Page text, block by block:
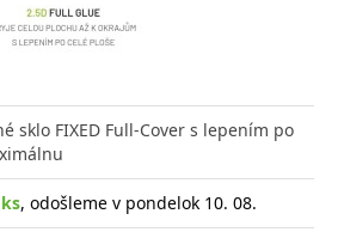
sklo FIXED Full-Cover s lepením po
, odošleme v pondelok 10. 08.